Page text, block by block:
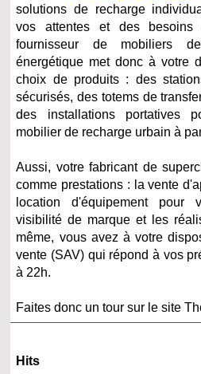
solutions de recharge
vos attentes et des
fournisseur de mobiliers de
énergétique met donc à votre
choix de produits : des
sécurisés, des totems de
des installations portatives
mobilier de recharge urbain à
Aussi, votre fabricant de
comme prestations : la vente
location d'équipement pour
visibilité de marque et les
même, vous avez à votre
vente (SAV) qui répond à vos
à 22h.
Faites donc un tour sur le site
Hits